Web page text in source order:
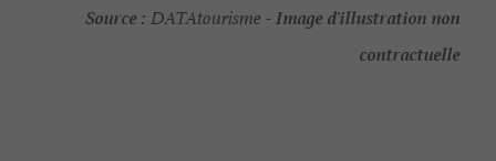
Source : DATAtourisme -Image d'illustration non
contractuelle